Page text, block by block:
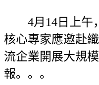
4月14日上午
核心專家應邀赴
流企業開展大規
報。。。